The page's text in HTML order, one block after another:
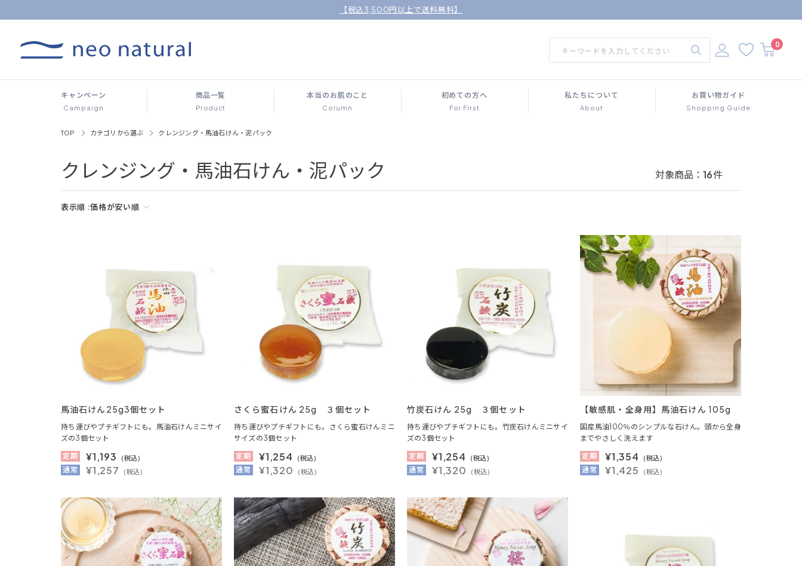
【税込3,500円以上で送料無料】
0
キャンペーン
Campaign
商品一覧
Product
本当のお肌のこと
Column
初めての方へ
For First
私たちについて
About
お買い物ガイド
Shopping Guide
TOP カテゴリから選ぶ クレンジング・馬油石けん・泥パック
クレンジング・馬油石けん・泥パック 対象商品： 16件
表示順 :価格が安い順
馬油石けん25g3個セット
持ち運びやプチギフトにも。馬油石けんミニサイ
ズの3個セット
定期
¥1,193 (税込)
通常 ¥1,257 (税込)
さくら蜜石けん 25g ３個セット
持ち運びやプチギフトにも。さくら蜜石けんミニ
サイズの3個セット
定期
¥1,254 (税込)
通常 ¥1,320 (税込)
竹炭石けん 25g ３個セット
持ち運びやプチギフトにも。竹炭石けんミニサイ
ズの3個セット
定期
¥1,254 (税込)
通常 ¥1,320 (税込)
【敏感肌・全身用】馬油石けん 105g
国産馬油100％のシンプルな石けん。頭から全身
までやさしく洗えます
定期
¥1,354 (税込)
通常 ¥1,425 (税込)